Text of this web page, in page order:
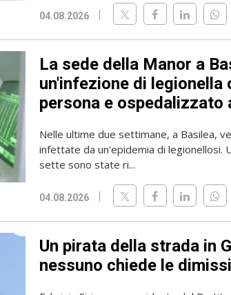
04.08.2026
La sede della Manor a
un'infezione di legionella
persona e ospedalizzato
Nelle ultime due settimane, a Basilea,
infettate da un'epidemia di legionellosi.
sette sono state ri...
04.08.2026
Un pirata della strada in
nessuno chiede le